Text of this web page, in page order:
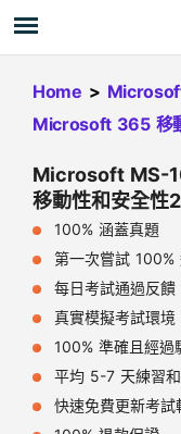
Home >
Microsoft 365 移
Microsoft MS-
移動性和安全性
100% 涵蓋真題
第一次嘗試 100%
每日考試通過反饋
真實模擬考試環境
100% 準確且經過
平均 5-7 天練習
快速免費更新考試